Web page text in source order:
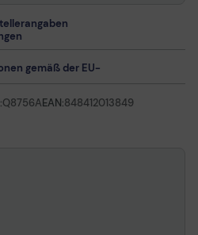
gemäß der EU-
Q8756AEAN:848412013849